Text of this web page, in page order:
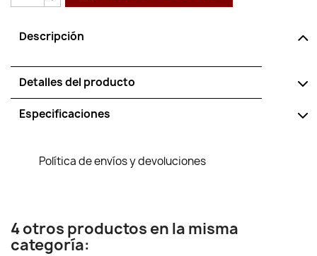
Descripción
Detalles del producto
Especificaciones
Política de envíos y devoluciones
4 otros productos en la misma
categoría: